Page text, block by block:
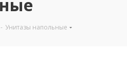
- Унитазы напольные